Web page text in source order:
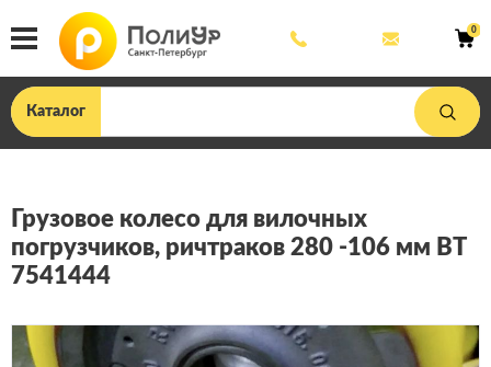
33
0
Каталог
Грузовое колесо для вилочных
погрузчиков, ричтраков 280 -106 мм BT
7541444